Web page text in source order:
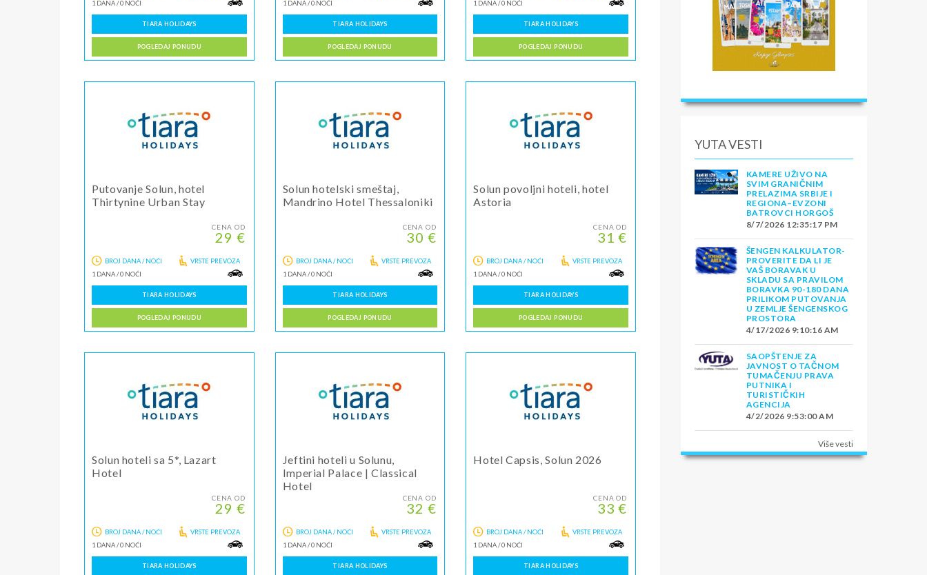
1 DANA/0 NOĆI
TIARA HOLIDAYS
POGLEDAJ PONUDU
1 DANA/0 NOĆI
TIARA HOLIDAYS
POGLEDAJ PONUDU
1 DANA/0 NOĆI
TIARA HOLIDAYS
POGLEDAJ PONUDU
Putovanje Solun, hotel
Thirtynine Urban Stay
CENA OD
29 €
BROJ DANA / NOĆI
1 DANA/0 NOĆI
VRSTE PREVOZA
TIARA HOLIDAYS
POGLEDAJ PONUDU
Solun hotelski smeštaj,
Mandrino Hotel Thessaloniki
CENA OD
30 €
BROJ DANA / NOĆI
1 DANA/0 NOĆI
VRSTE PREVOZA
TIARA HOLIDAYS
POGLEDAJ PONUDU
Solun povoljni hoteli, hotel
Astoria
CENA OD
31 €
BROJ DANA / NOĆI
1 DANA/0 NOĆI
VRSTE PREVOZA
TIARA HOLIDAYS
POGLEDAJ PONUDU
Solun hoteli sa 5*, Lazart
Hotel
CENA OD
29 €
BROJ DANA / NOĆI
1 DANA/0 NOĆI
VRSTE PREVOZA
TIARA HOLIDAYS
Jeftini hoteli u Solunu,
Imperial Palace | Classical
Hotel
CENA OD
32 €
BROJ DANA / NOĆI
1 DANA/0 NOĆI
VRSTE PREVOZA
TIARA HOLIDAYS
Hotel Capsis, Solun 2026
CENA OD
33 €
BROJ DANA / NOĆI
1 DANA/0 NOĆI
VRSTE PREVOZA
TIARA HOLIDAYS
YUTA VESTI
KAMERE UŽIVO NA
SVIM GRANIČNIM
PRELAZIMA SRBIJE I
REGIONA–EVZONI
BATROVCI HORGOŠ
8/7/2026 12:35:17 PM
ŠENGEN KALKULATOR-
PROVERITE DA LI JE
VAŠ BORAVAK U
SKLADU SA PRAVILOM
BORAVKA 90-180 DANA
PRILIKOM PUTOVANJA
U ZEMLJE ŠENGENSKOG
PROSTORA
4/17/2026 9:10:16 AM
SAOPŠTENJE ZA
JAVNOST O TAČNOM
TUMAČENJU PRAVA
PUTNIKA I
TURISTIČKIH
AGENCIJA
4/2/2026 9:53:00 AM
Više vesti